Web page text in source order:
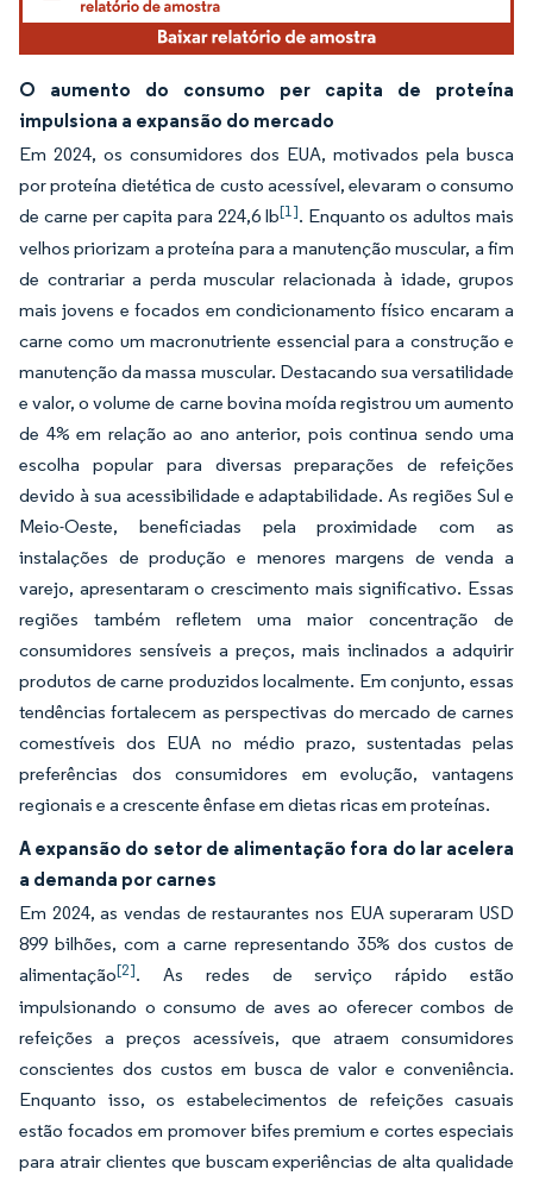
O aumento do consumo per capita de proteína
impulsiona a expansão do mercado
Em 2024, os consumidores dos EUA, motivados pela busca
por proteína dietética de custo acessível, elevaram o consumo
de carne per capita para 224,6 lb[1]. Enquanto os adultos mais
velhos priorizam a proteína para a manutenção muscular, a fim
de contrariar a perda muscular relacionada à idade, grupos
mais jovens e focados em condicionamento físico encaram a
carne como um macronutriente essencial para a construção e
manutenção da massa muscular. Destacando sua versatilidade
e valor, o volume de carne bovina moída registrou um aumento
de 4% em relação ao ano anterior, pois continua sendo uma
escolha popular para diversas preparações de refeições
devido à sua acessibilidade e adaptabilidade. As regiões Sul e
Meio-Oeste, beneficiadas pela proximidade com as
instalações de produção e menores margens de venda a
varejo, apresentaram o crescimento mais significativo. Essas
regiões também refletem uma maior concentração de
consumidores sensíveis a preços, mais inclinados a adquirir
produtos de carne produzidos localmente. Em conjunto, essas
tendências fortalecem as perspectivas do mercado de carnes
comestíveis dos EUA no médio prazo, sustentadas pelas
preferências dos consumidores em evolução, vantagens
regionais e a crescente ênfase em dietas ricas em proteínas.
A expansão do setor de alimentação fora do lar acelera
a demanda por carnes
Em 2024, as vendas de restaurantes nos EUA superaram USD
899 bilhões, com a carne representando 35% dos custos de
alimentação[2]. As redes de serviço rápido estão
impulsionando o consumo de aves ao oferecer combos de
refeições a preços acessíveis, que atraem consumidores
conscientes dos custos em busca de valor e conveniência.
Enquanto isso, os estabelecimentos de refeições casuais
estão focados em promover bifes premium e cortes especiais
para atrair clientes que buscam experiências de alta qualidade